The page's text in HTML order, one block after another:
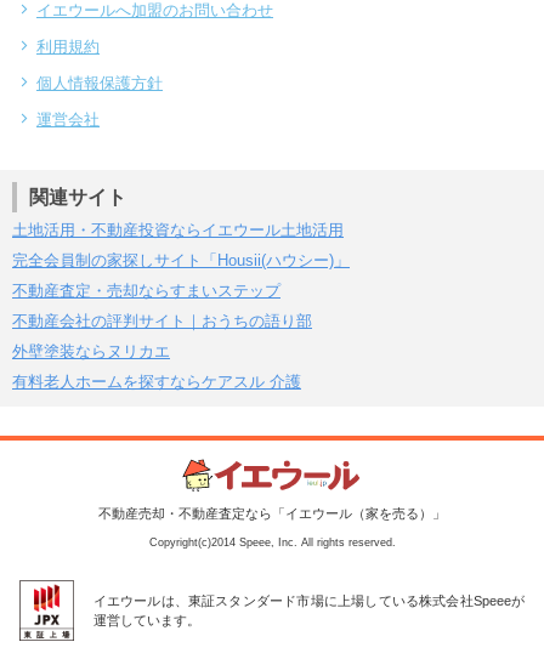
イエウールへ加盟のお問い合わせ
利用規約
個人情報保護方針
運営会社
関連サイト
土地活用・不動産投資ならイエウール土地活用
完全会員制の家探しサイト「Housii(ハウシー)」
不動産査定・売却ならすまいステップ
不動産会社の評判サイト｜おうちの語り部
外壁塗装ならヌリカエ
有料老人ホームを探すならケアスル 介護
不動産売却・不動産査定なら「イエウール（家を売る）」
Copyright(c)2014 Speee, Inc. All rights reserved.
イエウールは、東証スタンダード市場に上場している株式会社Speeeが
運営しています。